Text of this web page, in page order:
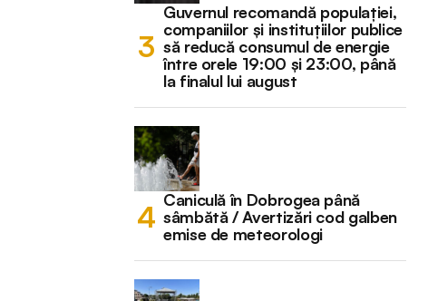
Guvernul recomandă populației,
companiilor și instituțiilor publice
să reducă consumul de energie
între orele 19:00 și 23:00, până
la finalul lui august
Caniculă în Dobrogea până
sâmbătă / Avertizări cod galben
emise de meteorologi